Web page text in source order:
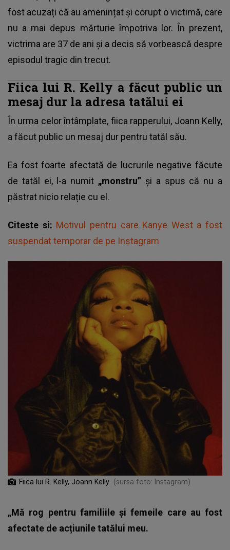
fost acuzați că au amenințat și corupt o victimă, care
nu a mai depus mărturie împotriva lor. În prezent,
victrima are 37 de ani și a decis să vorbească despre
episodul tragic din trecut.
Fiica lui R. Kelly a făcut public un
mesaj dur la adresa tatălui ei
În urma celor întâmplate, fiica rapperului, Joann Kelly,
a făcut public un mesaj dur pentru tatăl său.
Ea fost foarte afectată de lucrurile negative făcute
de tatăl ei, l-a numit „monstru” și a spus că nu a
păstrat nicio relație cu el.
Citeste si: Motivul pentru care Kanye West a fost
suspendat temporar de pe Instagram
Fiica lui R. Kelly, Joann Kelly (sursa foto: Instagram)
„Mă rog pentru familiile și femeile care au fost
afectate de acțiunile tatălui meu.